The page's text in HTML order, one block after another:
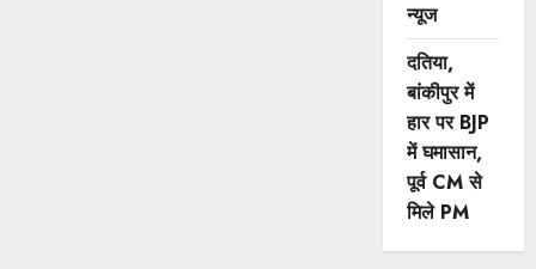
न्यूज
दतिया,
बांकीपुर में
हार पर BJP
में घमासान,
पूर्व CM से
मिले PM